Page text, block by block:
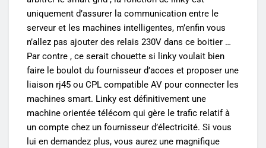
uniquement d’assurer la communication entre le
serveur et les machines intelligentes, m’enfin vous
n’allez pas ajouter des relais 230V dans ce boitier …
Par contre , ce serait chouette si linky voulait bien
faire le boulot du fournisseur d’acces et proposer une
liaison rj45 ou CPL compatible AV pour connecter les
machines smart. Linky est définitivement une
machine orientée télécom qui gère le trafic relatif à
un compte chez un fournisseur d’électricité. Si vous
lui en demandez plus, vous aurez une magnifique